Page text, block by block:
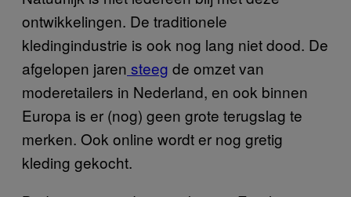
ontwikkelingen. De traditionele
kledingindustrie is ook nog lang niet dood. De
afgelopen jaren steeg de omzet van
moderetailers in Nederland, en ook binnen
Europa is er (nog) geen grote terugslag te
merken. Ook online wordt er nog gretig
kleding gekocht.